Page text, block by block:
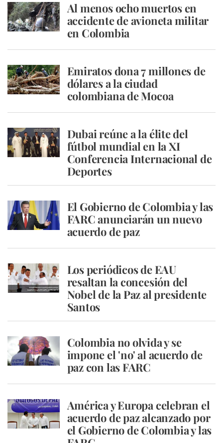
Al menos ocho muertos en
accidente de avioneta militar
en Colombia
Emiratos dona 7 millones de
dólares a la ciudad
colombiana de Mocoa
Dubai reúne a la élite del
fútbol mundial en la XI
Conferencia Internacional de
Deportes
El Gobierno de Colombia y las
FARC anunciarán un nuevo
acuerdo de paz
Los periódicos de EAU
resaltan la concesión del
Nobel de la Paz al presidente
Santos
Colombia no olvida y se
impone el 'no' al acuerdo de
paz con las FARC
América y Europa celebran el
acuerdo de paz alcanzado por
el Gobierno de Colombia y las